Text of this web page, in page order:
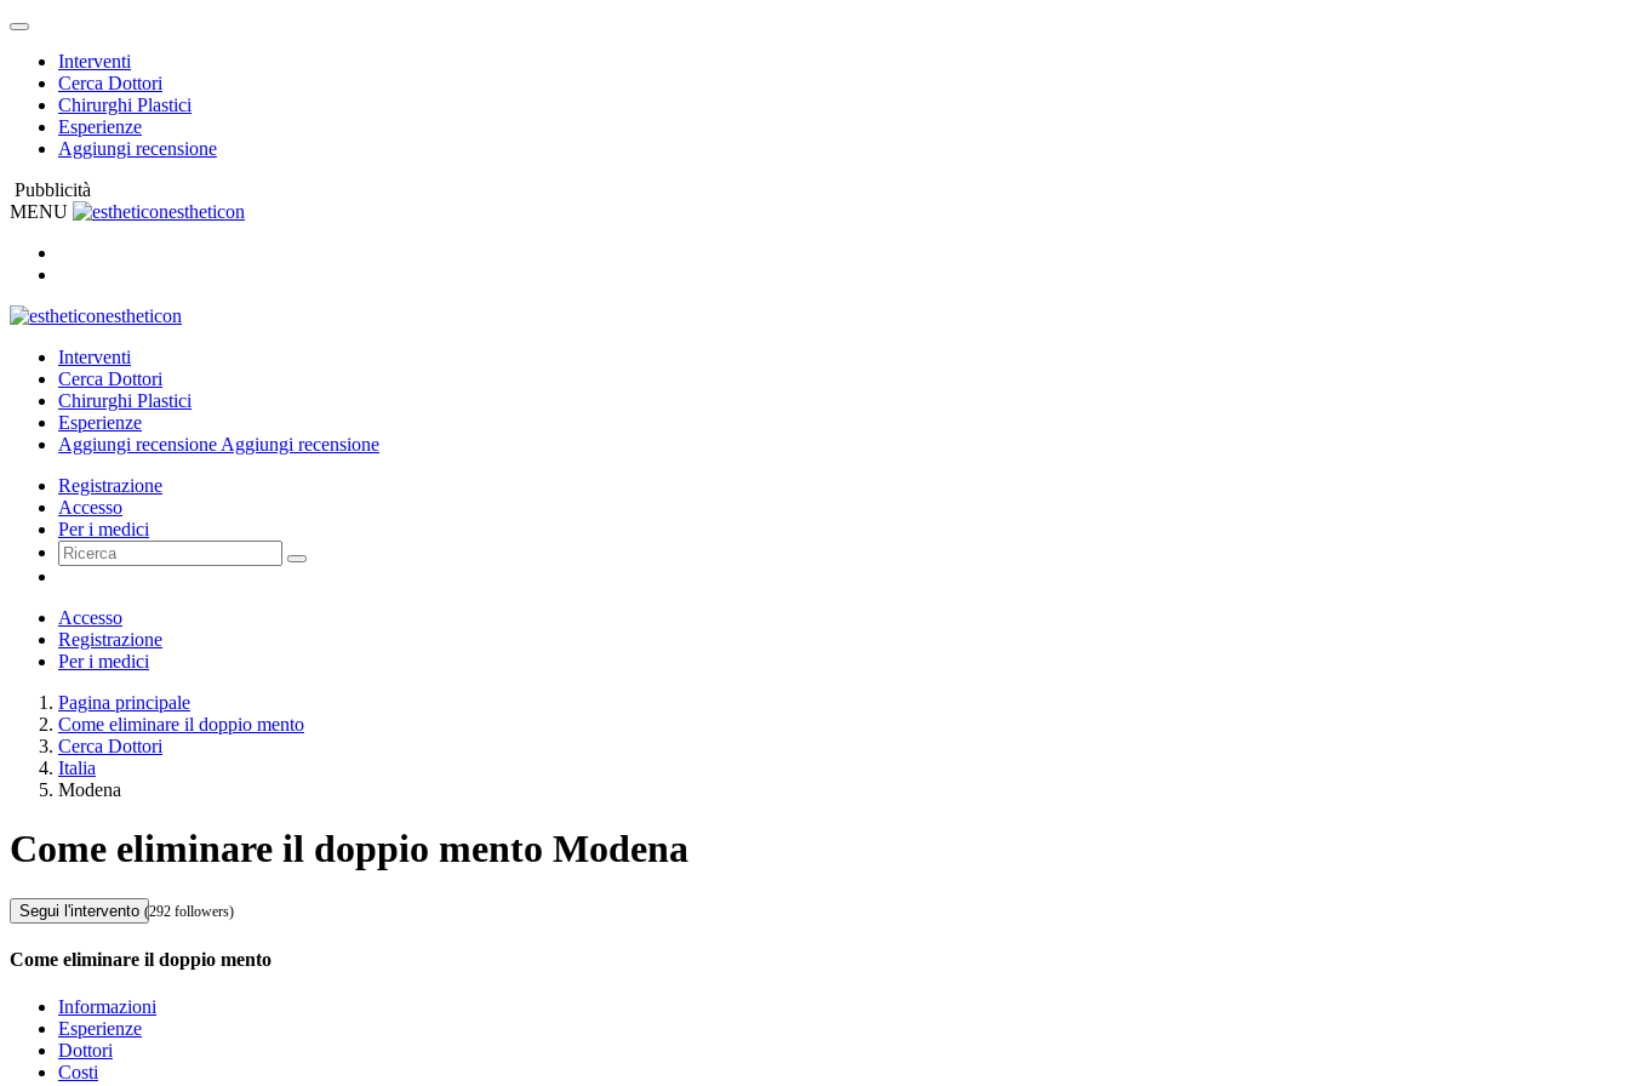
Interventi
Cerca Dottori
Chirurghi Plastici
Esperienze
Aggiungi recensione
Pubblicità
MENU
estheticon
estheticon
Interventi
Cerca Dottori
Chirurghi Plastici
Esperienze
Aggiungi recensione Aggiungi recensione
Registrazione
Accesso
Per i medici
Accesso
Registrazione
Per i medici
Pagina principale
Come eliminare il doppio mento
Cerca Dottori
Italia
Modena
Come eliminare il doppio mento Modena
Segui l'intervento (292 followers)
Come eliminare il doppio mento
Informazioni
Esperienze
Dottori
Costi